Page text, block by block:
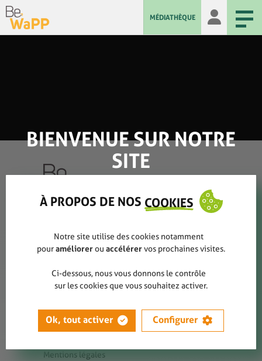
MÉDIATHÈQUE
Rapports annuels
Presse
Liens utiles
Mentions légales
BIENVENUE SUR NOTRE
SITE
À PROPOS DE NOS COOKIES
Notre site utilise des cookies notamment
pouraméliorerou accélérervos prochaines visites.
Ci-dessous, nous vous donnons le contrôle
sur les cookies que vous souhaitez activer.
Ok, tout activer Configurer